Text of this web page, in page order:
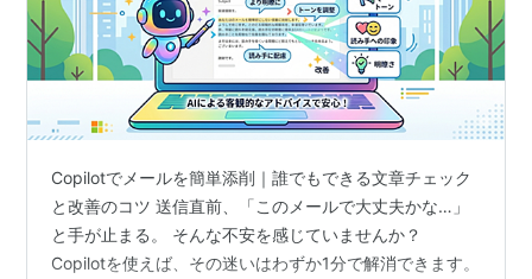
Copilotでメールを簡単添削｜誰でもできる文章チェック
と改善のコツ 送信直前、「このメールで大丈夫かな…」
と手が止まる。 そんな不安を感じていませんか？
Copilotを使えば、その迷いはわずか1分で解消できます。